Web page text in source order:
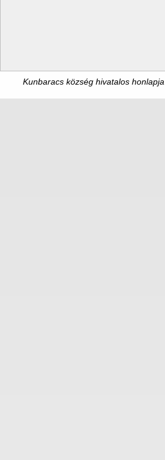
Kunbaracs község hivatalos honlapja